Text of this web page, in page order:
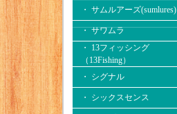
・ サムルアーズ(sumlures)
・ サワムラ
・ 13フィッシング
（13Fishing）
・ シグナル
・ シックスセンス